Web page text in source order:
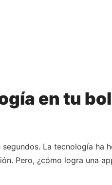
en tu
La tecnología ha
Pero, ¿cómo logra una